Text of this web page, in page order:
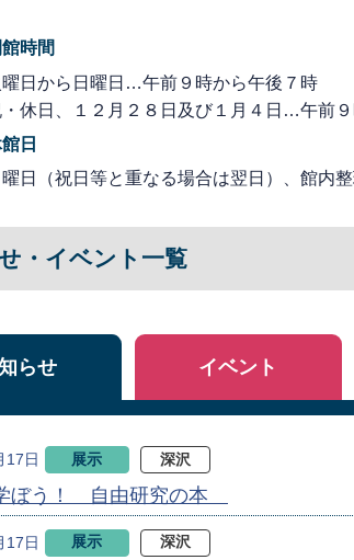
館時間
曜日から日曜日…午前９時から午後７時
休日、１２月２８日及び１月４日…午前
日
曜日（祝日等と重なる場合は翌日）、館内
・イベント一覧
らせ
17日 展示 深沢
ぼう！ 自由研究の本
17日 展示 深沢
イベント